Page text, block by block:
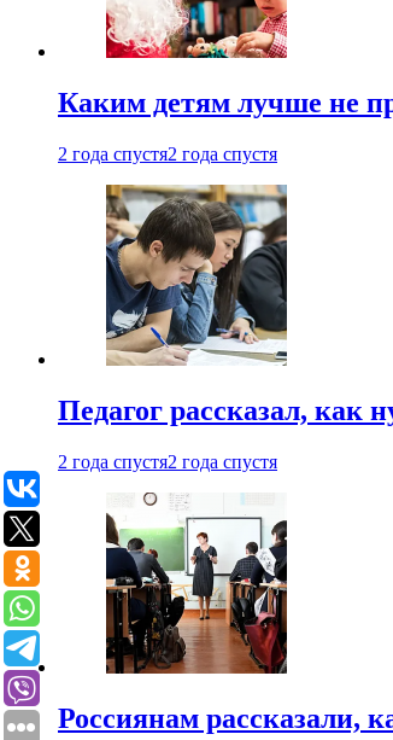
Каким детям лучше не
2 года спустя2 года спустя
Педагог рассказал, как
2 года спустя2 года спустя
Россиянам рассказали,